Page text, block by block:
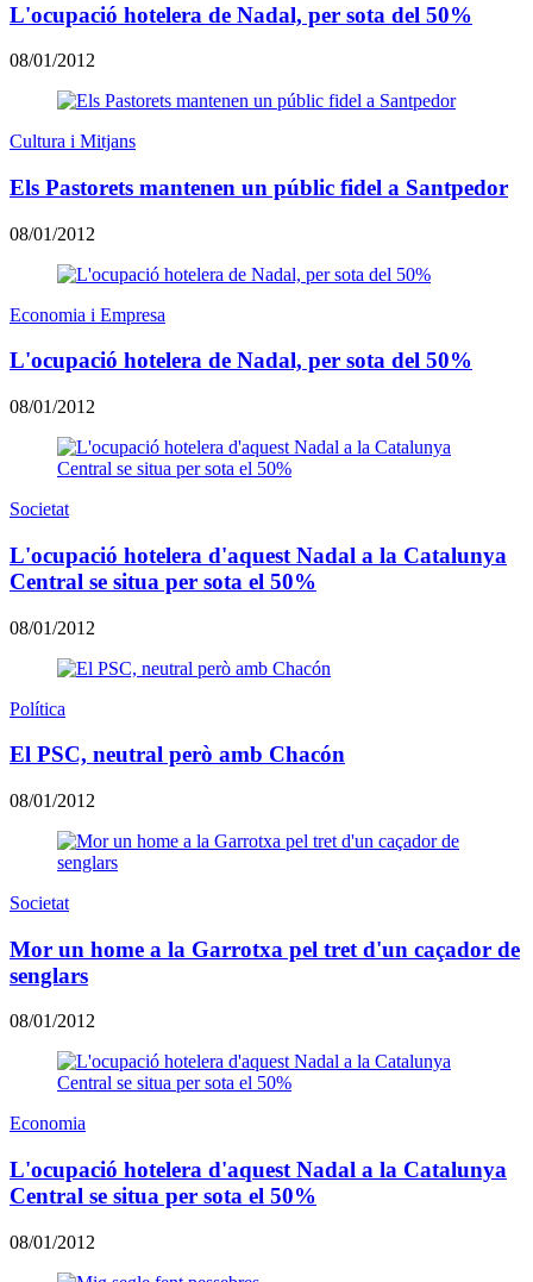
L'ocupació hotelera de Nadal, per sota del 50%
08/01/2012
Cultura i Mitjans
Els Pastorets mantenen un públic fidel a Santpedor
08/01/2012
Economia i Empresa
L'ocupació hotelera de Nadal, per sota del 50%
08/01/2012
Societat
L'ocupació hotelera d'aquest Nadal a la Catalunya
Central se situa per sota el 50%
08/01/2012
Política
El PSC, neutral però amb Chacón
08/01/2012
Societat
Mor un home a la Garrotxa pel tret d'un caçador de
senglars
08/01/2012
Economia
L'ocupació hotelera d'aquest Nadal a la Catalunya
Central se situa per sota el 50%
08/01/2012